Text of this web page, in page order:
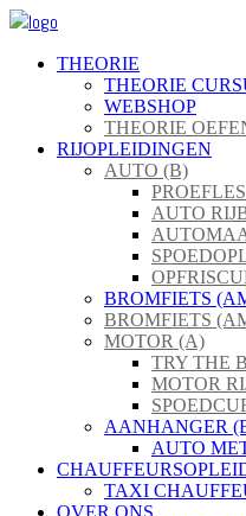
THEORIE
THEORIE
WEBSHOP
THEORIE
RIJOPLEIDINGEN
AUTO (B)
AUTO
BROMFIETS
BROMFIETS
MOTOR (A)
TRY THE
MOTOR
AANHANGER
AUTO
TAXI
OVER ONS